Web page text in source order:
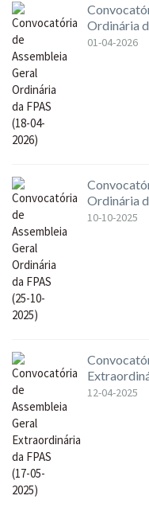
Ordinária
01-04-2026
Ordinária
10-10-2025
12-04-2025